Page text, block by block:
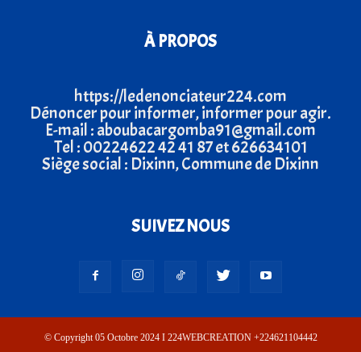
À PROPOS
https://ledenonciateur224.com
Dénoncer pour informer, informer pour agir.
E-mail : aboubacargomba91@gmail.com
Tel : 00224622 42 41 87 et 626634101
Siège social : Dixinn, Commune de Dixinn
SUIVEZ NOUS
© Copyright 05 Octobre 2024 I 224WEBCREATION +224621104442